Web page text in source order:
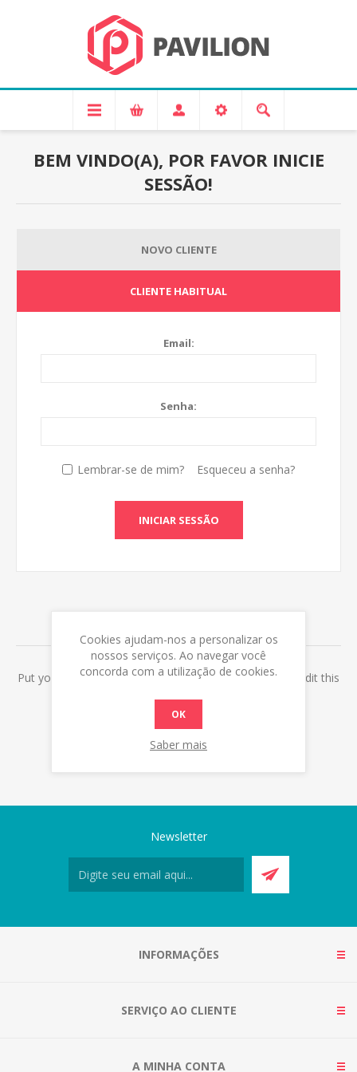
BEM VINDO(A), POR FAVOR INICIE
SESSÃO!
NOVO CLIENTE
CLIENTE HABITUAL
Email:
Senha:
Lembrar-se de mim? Esqueceu a senha?
INICIAR SESSÃO
Put your login / registration information here. You can edit this
in the admin site.
Newsletter
INFORMAÇÕES
SERVIÇO AO CLIENTE
A MINHA CONTA
Cookies ajudam-nos a personalizar os
nossos serviços. Ao navegar você
concorda com a utilização de cookies.
OK
Saber mais